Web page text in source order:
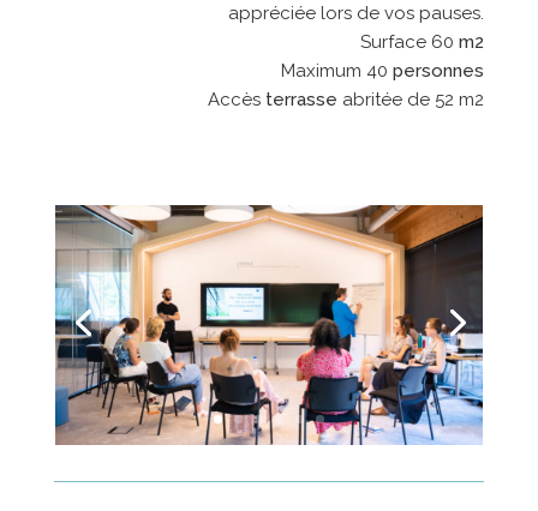
appréciée lors de vos pauses.
Surface 60 m2
Maximum 40 personnes
Accès terrasse abritée de 52 m2